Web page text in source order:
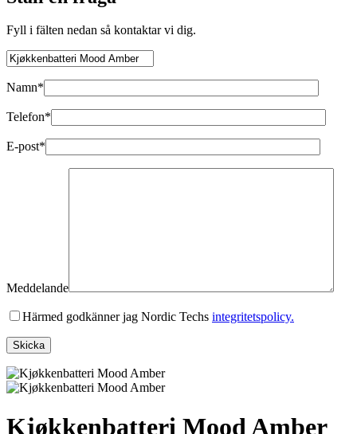
Fyll i fälten nedan så kontaktar vi dig.
Namn*
Telefon*
E-post*
Meddelande
Härmed godkänner jag Nordic Techs integritetspolicy.
Kjøkkenbatteri Mood Amber